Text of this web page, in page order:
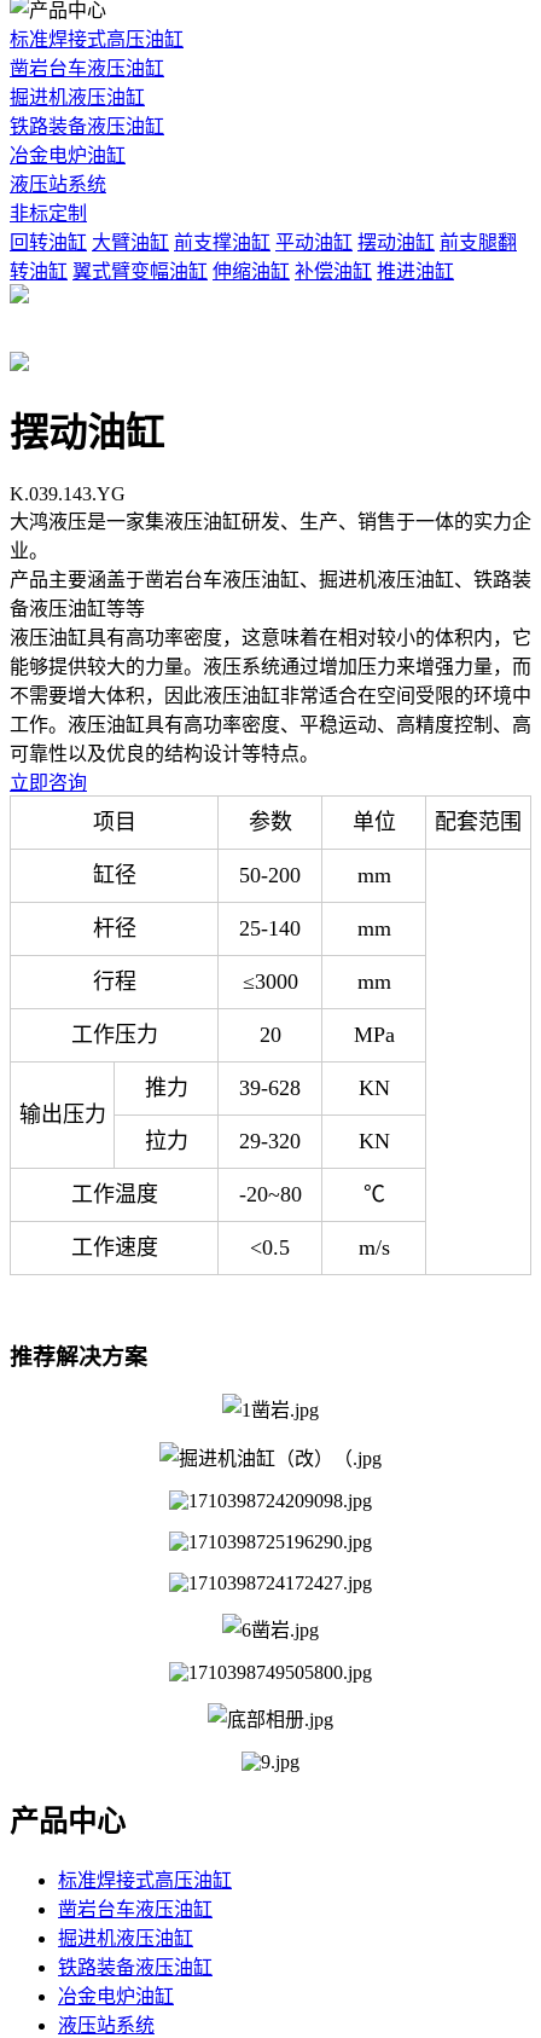
标准焊接式高压油缸
凿岩台车液压油缸
掘进机液压油缸
铁路装备液压油缸
冶金电炉油缸
液压站系统
非标定制
回转油缸 大臂油缸 前支撑油缸 平动油缸 摆动油缸 前支腿翻
转油缸 翼式臂变幅油缸 伸缩油缸 补偿油缸 推进油缸
摆动油缸
K.039.143.YG
大鸿液压是一家集液压油缸研发、生产、销售于一体的实力企
业。
产品主要涵盖于凿岩台车液压油缸、掘进机液压油缸、铁路装
备液压油缸等等
液压油缸具有高功率密度，这意味着在相对较小的体积内，它
能够提供较大的力量。液压系统通过增加压力来增强力量，而
不需要增大体积，因此液压油缸非常适合在空间受限的环境中
工作。液压油缸具有高功率密度、平稳运动、高精度控制、高
可靠性以及优良的结构设计等特点。
立即咨询
项目 参数 单位 配套范围
缸径 50-200 mm
杆径 25-140 mm
行程 ≤3000 mm
工作压力 20 MPa
输出压力
推力 39-628 KN
拉力 29-320 KN
工作温度 -20~80 ℃
工作速度 <0.5 m/s
推荐解决方案
产品中心
标准焊接式高压油缸
凿岩台车液压油缸
掘进机液压油缸
铁路装备液压油缸
冶金电炉油缸
液压站系统